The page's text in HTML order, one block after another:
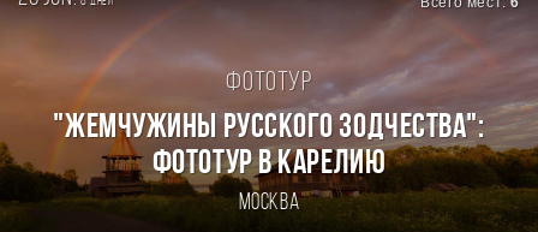
Фототур
"ЖЕМЧУЖИНЫ РУССКОГО ЗОДЧЕСТВА":
ФОТОТУР В КАРЕЛИЮ
Москва